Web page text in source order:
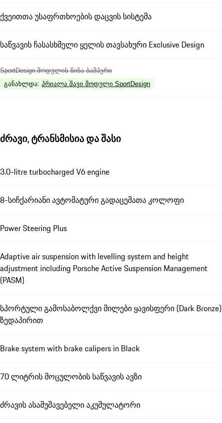
ქვეითთა უსაფრთხოების დაცვის სისტემა
საწვავის ჩასასხმელი ყელის თავსახური Exclusive Design
SportDesign მოდულის წინა ბამპერი
განახლდა: პრიალა შავი მოდული SportDesign
ძრავი, ტრანსმისია და შასი
3.0-litre turbocharged V6 engine
8-სიჩქარიანი ავტომატური გადაცემათა კოლოფი
Power Steering Plus
Adaptive air suspension with levelling system and height
adjustment including Porsche Active Suspension Management
(PASM)
სპორტული გამოსაბოლქვი მილები ყავისფერი (Dark Bronze)
ზედაპირით
Brake system with brake calipers in Black
70 ლიტრის მოცულობის საწვავის ავზი
ძრავის ასამუშავებელი აკუმულატორი